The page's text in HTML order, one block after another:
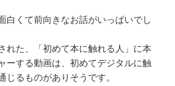
白くて前向きなお話がいっぱいでし
れた、「初めて本に触れる人」に本
ーする動画は、初めてデジタルに触
じるものがありそうです。